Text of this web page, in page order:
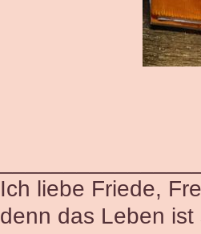
Ich liebe Friede,
denn das Leben